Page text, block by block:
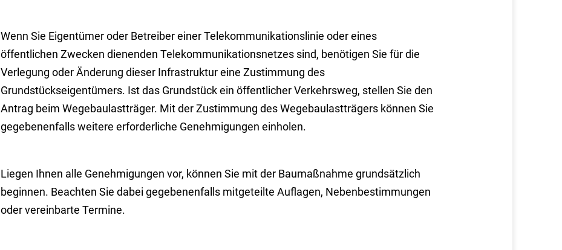
Wenn Sie Eigentümer oder Betreiber einer Telekommunikationslinie oder eines
öffentlichen Zwecken dienenden Telekommunikationsnetzes sind, benötigen Sie für die
Verlegung oder Änderung dieser Infrastruktur eine Zustimmung des
Grundstückseigentümers. Ist das Grundstück ein öffentlicher Verkehrsweg, stellen Sie den
Antrag beim Wegebaulastträger. Mit der Zustimmung des Wegebaulastträgers können Sie
gegebenenfalls weitere erforderliche Genehmigungen einholen.
Liegen Ihnen alle Genehmigungen vor, können Sie mit der Baumaßnahme grundsätzlich
beginnen. Beachten Sie dabei gegebenenfalls mitgeteilte Auflagen, Nebenbestimmungen
oder vereinbarte Termine.